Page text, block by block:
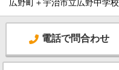
広野町＋宇治市立広野中学校
電話で問合わせ